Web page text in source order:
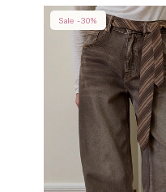
Sale -30%